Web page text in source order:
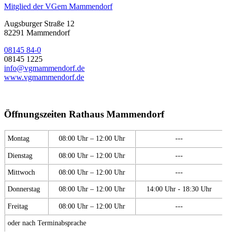
Mitglied der VGem Mammendorf
Augsburger Straße 12
82291 Mammendorf
08145 84-0
08145 1225
info@vgmammendorf.de
www.vgmammendorf.de
Öffnungszeiten Rathaus Mammendorf
Montag 08:00 Uhr – 12:00 Uhr ---
Dienstag 08:00 Uhr – 12:00 Uhr ---
Mittwoch 08:00 Uhr – 12:00 Uhr ---
Donnerstag 08:00 Uhr – 12:00 Uhr 14:00 Uhr - 18:30 Uhr
Freitag 08:00 Uhr – 12:00 Uhr ---
oder nach Terminabsprache